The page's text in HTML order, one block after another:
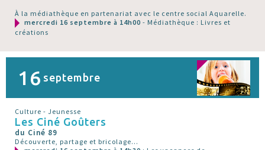
À la médiathèque en partenariat avec le centre social Aquarelle.
mercredi 16 septembre à 14h00 - Médiathèque : Livres et
créations
16 septembre
Culture - Jeunesse
Les Ciné Goûters
du Ciné 89
Découverte, partage et bricolage...